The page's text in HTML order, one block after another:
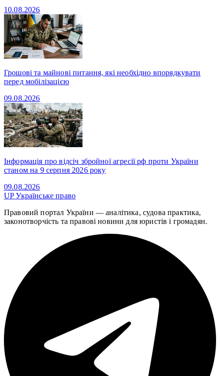
10.08.2026
Грошові та майнові питання, які необхідно впорядкувати
перед мобілізацією
09.08.2026
Інформація про відсіч збройної агресії рф проти України
станом на 9 серпня 2026 року
09.08.2026
UPУкраїнське право
Правовий портал України — аналітика, судова практика,
законотворчість та правові новини для юристів і громадян.